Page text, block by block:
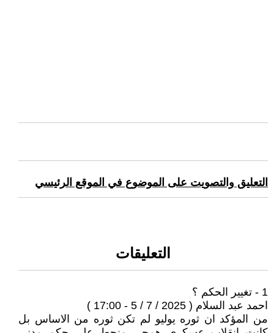
التعليق والتصويت على الموضوع في الموقع الرئيسي
التعليقات
1 - تغيير الحكم ؟
احمد عبد السلام ( 2025 / 7 / 5 - 17:00 )
من المؤكد ان ثوره يوليو لم تكن ثوره من الاساس بل